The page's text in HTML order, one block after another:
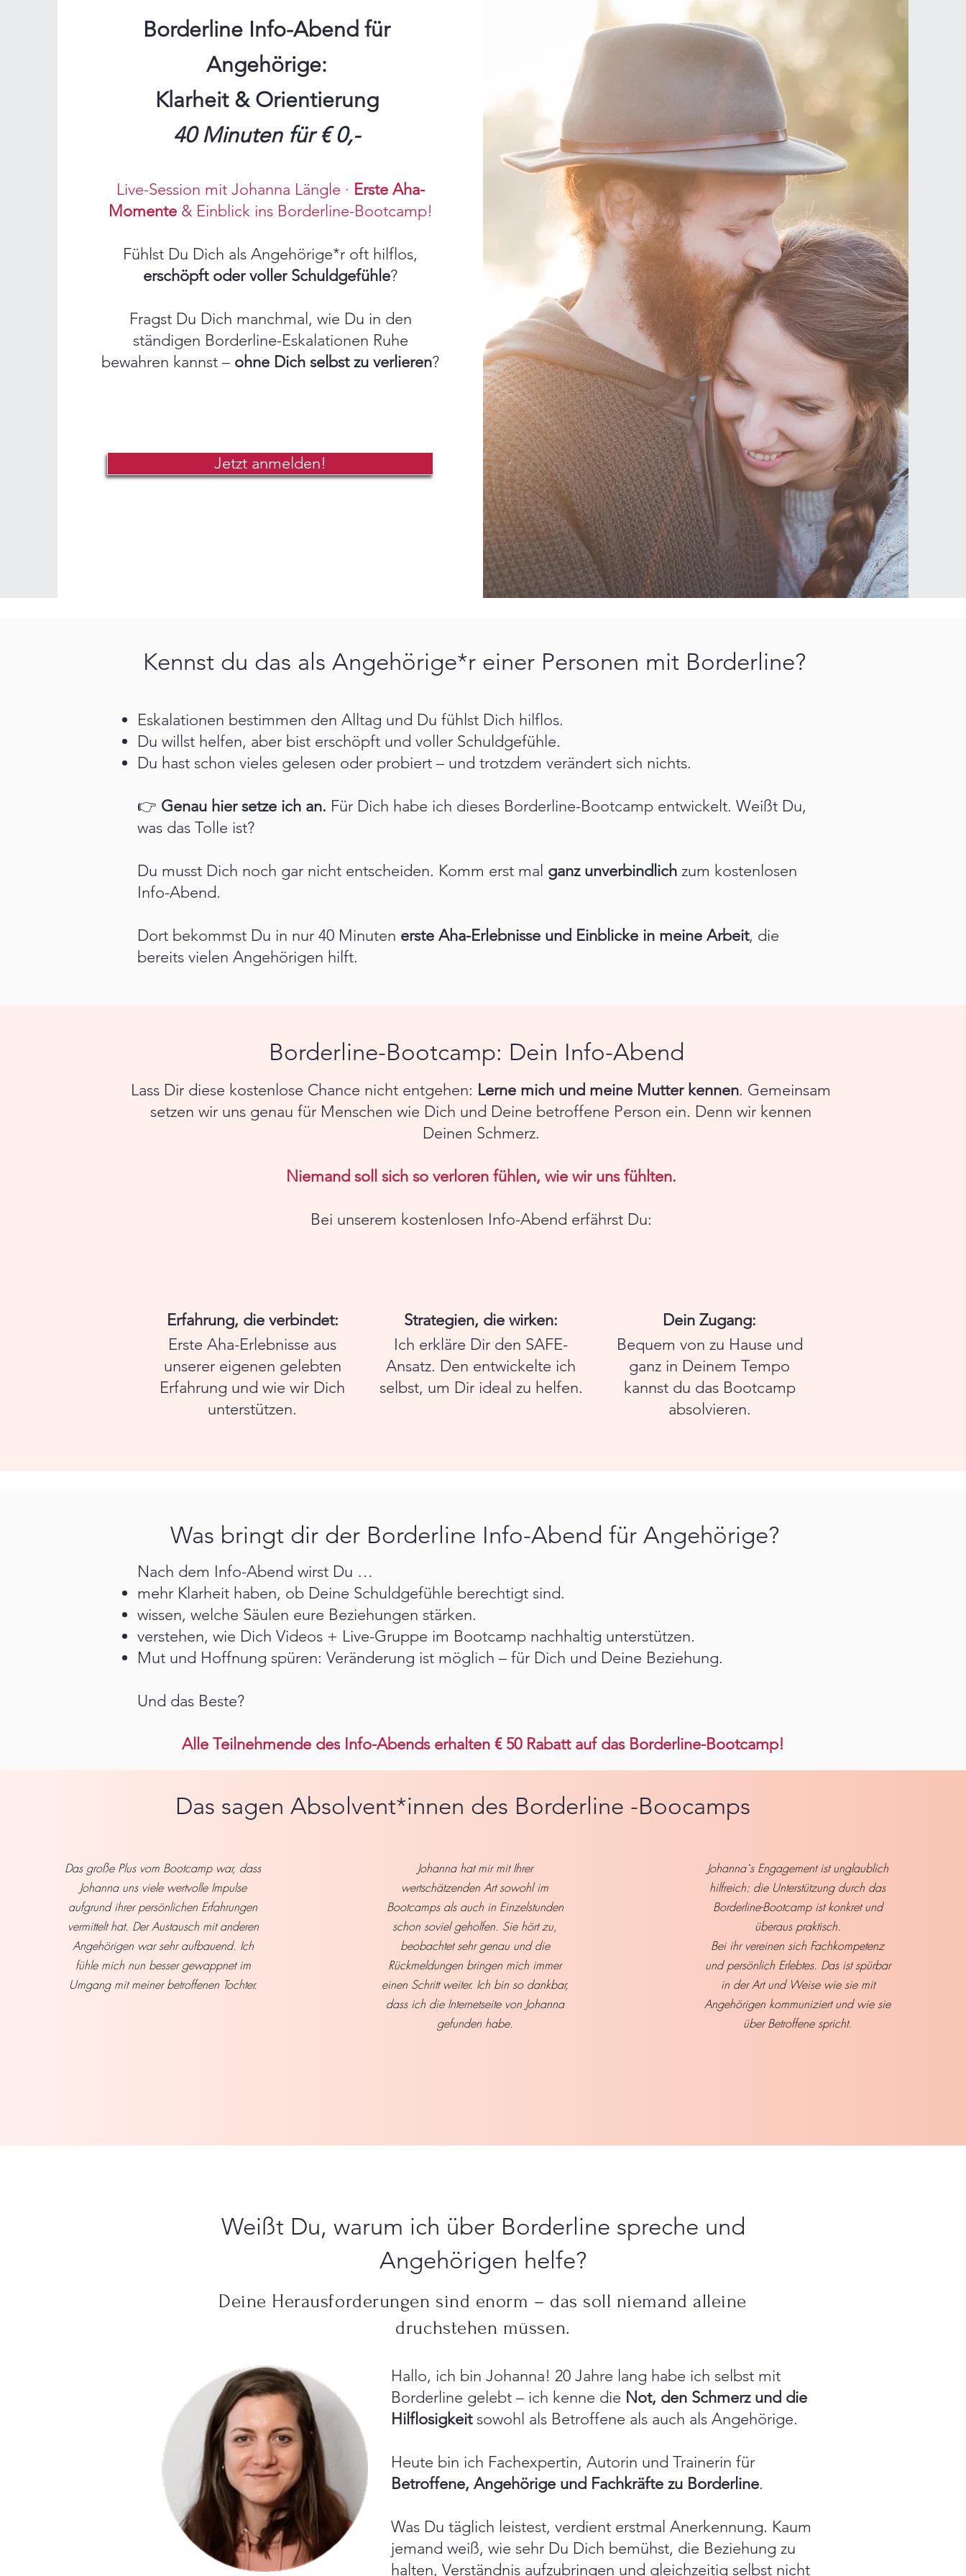
Borderline Info-Abend für
Angehörige:
Klarheit & Orientierung
40 Minuten für € 0,-
Live-Session mit Johanna Längle · Erste Aha-
Momente& Einblick ins Borderline-Bootcamp!
Fühlst Du Dich als Angehörige*r oft hilflos,
erschöpft oder voller Schuldgefühle?
Fragst Du Dich manchmal, wie Du in den
ständigen Borderline-Eskalationen Ruhe
bewahren kannst – ohne Dich selbst zu verlieren?
Jetzt anmelden!
Kennst du das als Angehörige*r einer Personen mit Borderline?
Eskalationen bestimmen den Alltag und Du fühlst Dich hilflos.
Du willst helfen, aber bist erschöpft und voller Schuldgefühle.
Du hast schon vieles gelesen oder probiert – und trotzdem verändert sich nichts.
👉 Genau hier setze ich an. Für Dich habe ich dieses Borderline-Bootcamp entwickelt. Weißt Du,
was das Tolle ist?
Du musst Dich noch gar nicht entscheiden. Komm erst mal ganz unverbindlich zum kostenlosen
Info-Abend.
Dort bekommst Du in nur 40 Minuten erste Aha-Erlebnisse und Einblicke in meine Arbeit, die
bereits vielen Angehörigen hilft.
Borderline-Bootcamp: Dein Info-Abend
Erfahrung, die verbindet:
Erste Aha-Erlebnisse aus
unserer eigenen gelebten
Erfahrung und wie wir Dich
unterstützen.
Strategien, die wirken:
Ich erkläre Dir den SAFE-
Ansatz. Den entwickelte ich
selbst, um Dir ideal zu helfen.
Dein Zugang:
Bequem von zu Hause und
ganz in Deinem Tempo
kannst du das Bootcamp
absolvieren.
Lass Dir diese kostenlose Chance nicht entgehen: Lerne mich und meine Mutter kennen. Gemeinsam
setzen wir uns genau für Menschen wie Dich und Deine betroffene Person ein. Denn wir kennen
Deinen Schmerz.
Niemand soll sich so verloren fühlen, wie wir uns fühlten.
Bei unserem kostenlosen Info-Abend erfährst Du:
Was bringt dir der Borderline Info-Abend für Angehörige?
Nach dem Info-Abend wirst Du …
mehr Klarheit haben, ob Deine Schuldgefühle berechtigt sind.
wissen, welche Säulen eure Beziehungen stärken.
verstehen, wie Dich Videos + Live-Gruppe im Bootcamp nachhaltig unterstützen.
Mut und Hoffnung spüren: Veränderung ist möglich – für Dich und Deine Beziehung.
Und das Beste?
Alle Teilnehmende des Info-Abends erhalten € 50 Rabatt auf das Borderline-Bootcamp!
Das sagen Absolvent*innen des Borderline -Boocamps
Das große Plus vom Bootcamp war, dass
Johanna uns viele wertvolle Impulse
aufgrund ihrer persönlichen Erfahrungen
vermittelt hat. Der Austausch mit anderen
Angehörigen war sehr aufbauend. Ich
fühle mich nun besser gewappnet im
Umgang mit meiner betroffenen Tochter.
Johanna hat mir mit Ihrer
wertschätzenden Art sowohl im
Bootcamps als auch in Einzelstunden
schon soviel geholfen. Sie hört zu,
beobachtet sehr genau und die
Rückmeldungen bringen mich immer
einen Schritt weiter. Ich bin so dankbar,
dass ich die Internetseite von Johanna
gefunden habe.
Johanna`s Engagement ist unglaublich
hilfreich: die Unterstützung durch das
Borderline-Bootcamp ist konkret und
überaus praktisch.
Bei ihr vereinen sich Fachkompetenz
und persönlich Erlebtes. Das ist spürbar
in der Art und Weise wie sie mit
Angehörigen kommuniziert und wie sie
über Betroffene spricht.
Weißt Du, warum ich über Borderline spreche und
Angehörigen helfe?
Deine Herausforderungen sind enorm – das soll niemand alleine
druchstehen müssen.
Hallo, ich bin Johanna! 20 Jahre lang habe ich selbst mit
Borderline gelebt – ich kenne die Not, den Schmerz und die
Hilflosigkeitsowohl als Betroffene als auch als Angehörige.
Heute bin ich Fachexpertin, Autorin und Trainerin für
Betroffene, Angehörige und Fachkräfte zu Borderline.
Was Du täglich leistest, verdient erstmal Anerkennung. Kaum
jemand weiß, wie sehr Du Dich bemühst, die Beziehung zu
halten, Verständnis aufzubringen und gleichzeitig selbst nicht